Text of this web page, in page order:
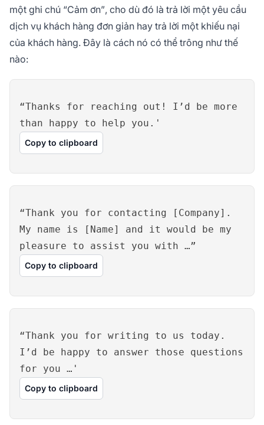
một ghi chú “Cảm ơn”, cho dù đó là trả lời một yêu cầu
dịch vụ khách hàng đơn giản hay trả lời một khiếu nại
của khách hàng. Đây là cách nó có thể trông như thế
nào:
“Thanks for reaching out! I’d be more
than happy to help you.'
Copy to clipboard
“Thank you for contacting [Company].
My name is [Name] and it would be my
pleasure to assist you with …”
Copy to clipboard
“Thank you for writing to us today.
I’d be happy to answer those questions
for you …'
Copy to clipboard